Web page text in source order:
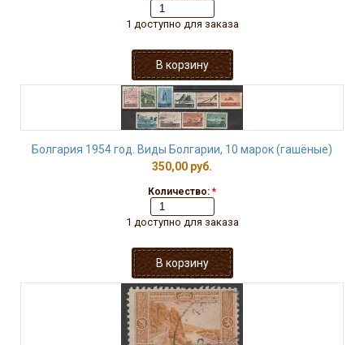
1 доступно для заказа
Болгария 1954 год. Виды Болгарии, 10 марок (гашёные)
350,00 руб.
Количество: *
1 доступно для заказа